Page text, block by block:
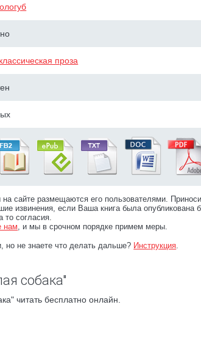
проза
на сайте размещаются его пользователями.
извинения, если Ваша книга была опубликована
то согласия.
нам, и мы в срочном порядке примем меры.
но не знаете что делать дальше? Инструкция.
собака"
читать бесплатно онлайн.